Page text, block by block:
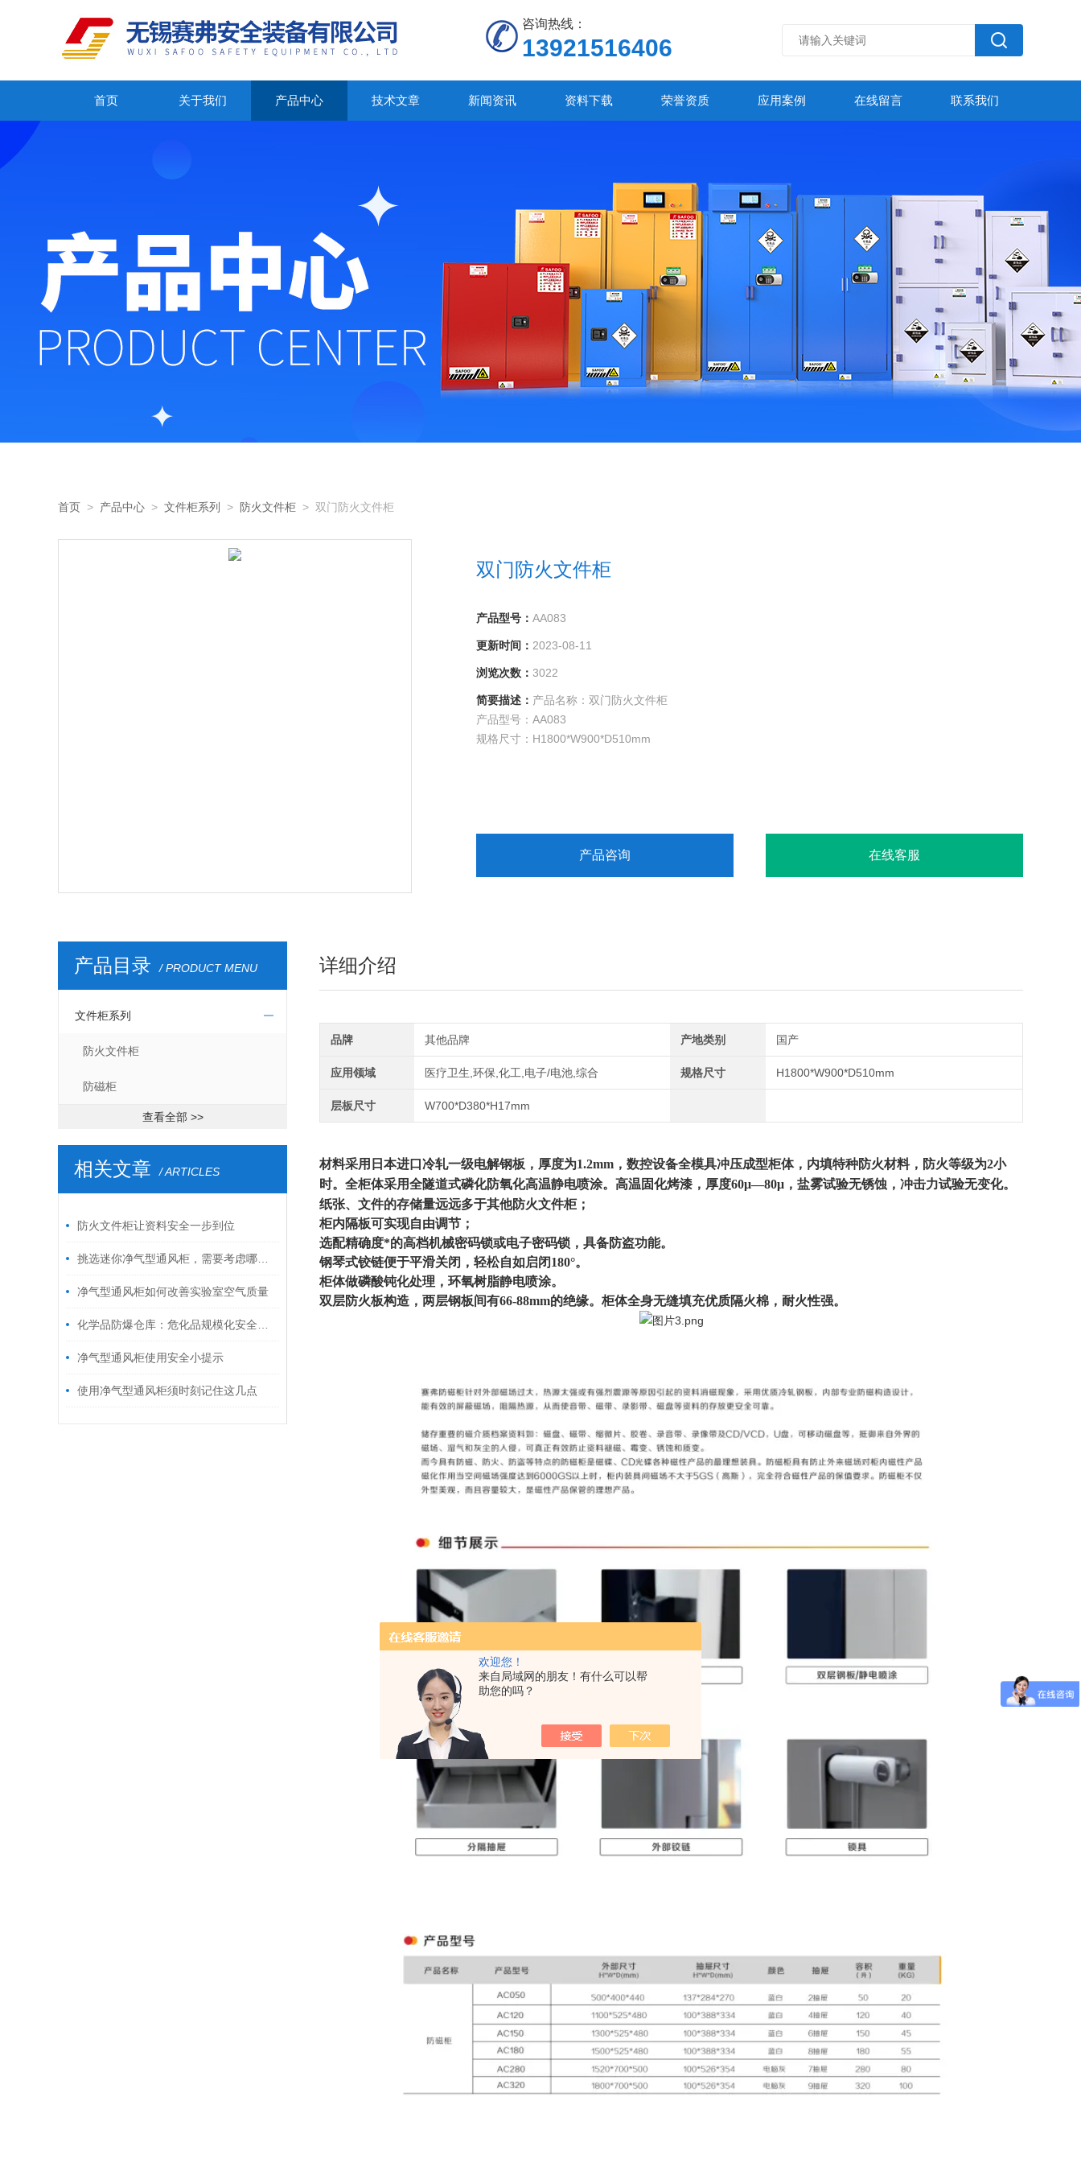
欢迎您！
来自局域网的朋友！有什么可以帮
助您的吗？
咨询热线：
13921516406
首页 关于我们 产品中心 技术文章 新闻资讯 资料下载 荣誉资质 应用案例 在线留言 联系我们
首页 > 产品中心 > 文件柜系列 > 防火文件柜 > 双门防火文件柜
双门防火文件柜
产品型号： AA083
更新时间： 2023-08-11
浏览次数： 3022
简要描述： 产品名称：双门防火文件柜
产品型号：AA083
规格尺寸：H1800*W900*D510mm
门型：双开门
产品咨询 在线客服
详细介绍
品牌 其他品牌 产地类别 国产
应用领域 医疗卫生,环保,化工,电子/电池,综合 规格尺寸 H1800*W900*D510mm
层板尺寸 W700*D380*H17mm
材料采用日本进口冷轧一级电解钢板，厚度为1.2mm，数控设备全模具冲压成型柜体，内填特种防火材料，防火等级为2小
时。全柜体采用全隧道式磷化防氧化高温静电喷涂。高温固化烤漆，厚度60μ—80μ，盐雾试验无锈蚀，冲击力试验无变化。
纸张、文件的存储量远远多于其他防火文件柜；
柜内隔板可实现自由调节；
选配精确度*的高档机械密码锁或电子密码锁，具备防盗功能。
钢琴式铰链便于平滑关闭，轻松自如启闭180°。
柜体做磷酸钝化处理，环氧树脂静电喷涂。
双层防火板构造，两层钢板间有66-88mm的绝缘。柜体全身无缝填充优质隔火棉，耐火性强。
产品目录 / PRODUCT MENU
文件柜系列
防火文件柜
防磁柜
查看全部 >>
相关文章 / ARTICLES
防火文件柜让资料安全一步到位
挑选迷你净气型通风柜，需要考虑哪些因素
净气型通风柜如何改善实验室空气质量
化学品防爆仓库：危化品规模化安全存储解决方案
净气型通风柜使用安全小提示
使用净气型通风柜须时刻记住这几点